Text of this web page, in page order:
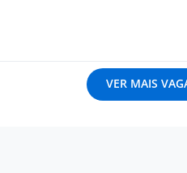
VER MAIS